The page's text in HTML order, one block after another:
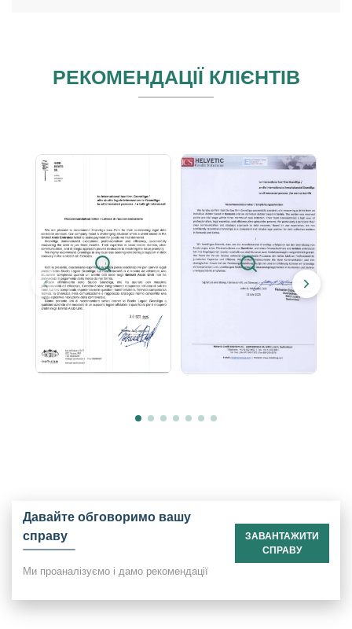
РЕКОМЕНДАЦІЇ КЛІЄНТІВ
Давайте обговоримо вашу
справу
Ми проаналізуємо і дамо рекомендації
ЗАВАНТАЖИТИ
СПРАВУ